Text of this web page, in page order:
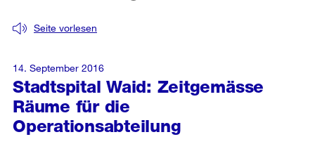
Stadtspital Waid: Zeitgemässe
Räume für die
Operationsabteilung
Seite vorlesen
14. September 2016